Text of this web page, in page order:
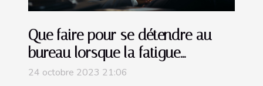
Que faire pour se détendre au
bureau lorsque la fatigue
s’installe ?
24 octobre 2023 21:06